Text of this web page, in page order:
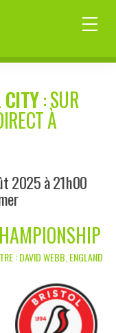
: SUR
À
2025 à 21h00
: DAVID WEBB, ENGLAND